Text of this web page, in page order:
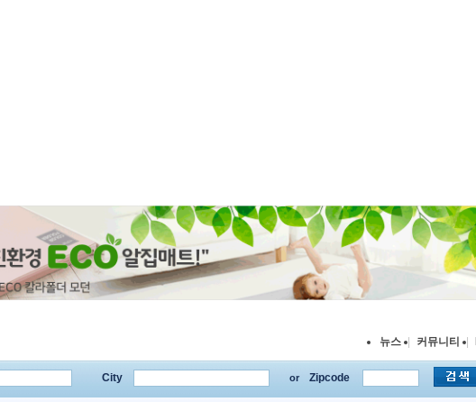
뉴스 커뮤니티
City or Zipcode